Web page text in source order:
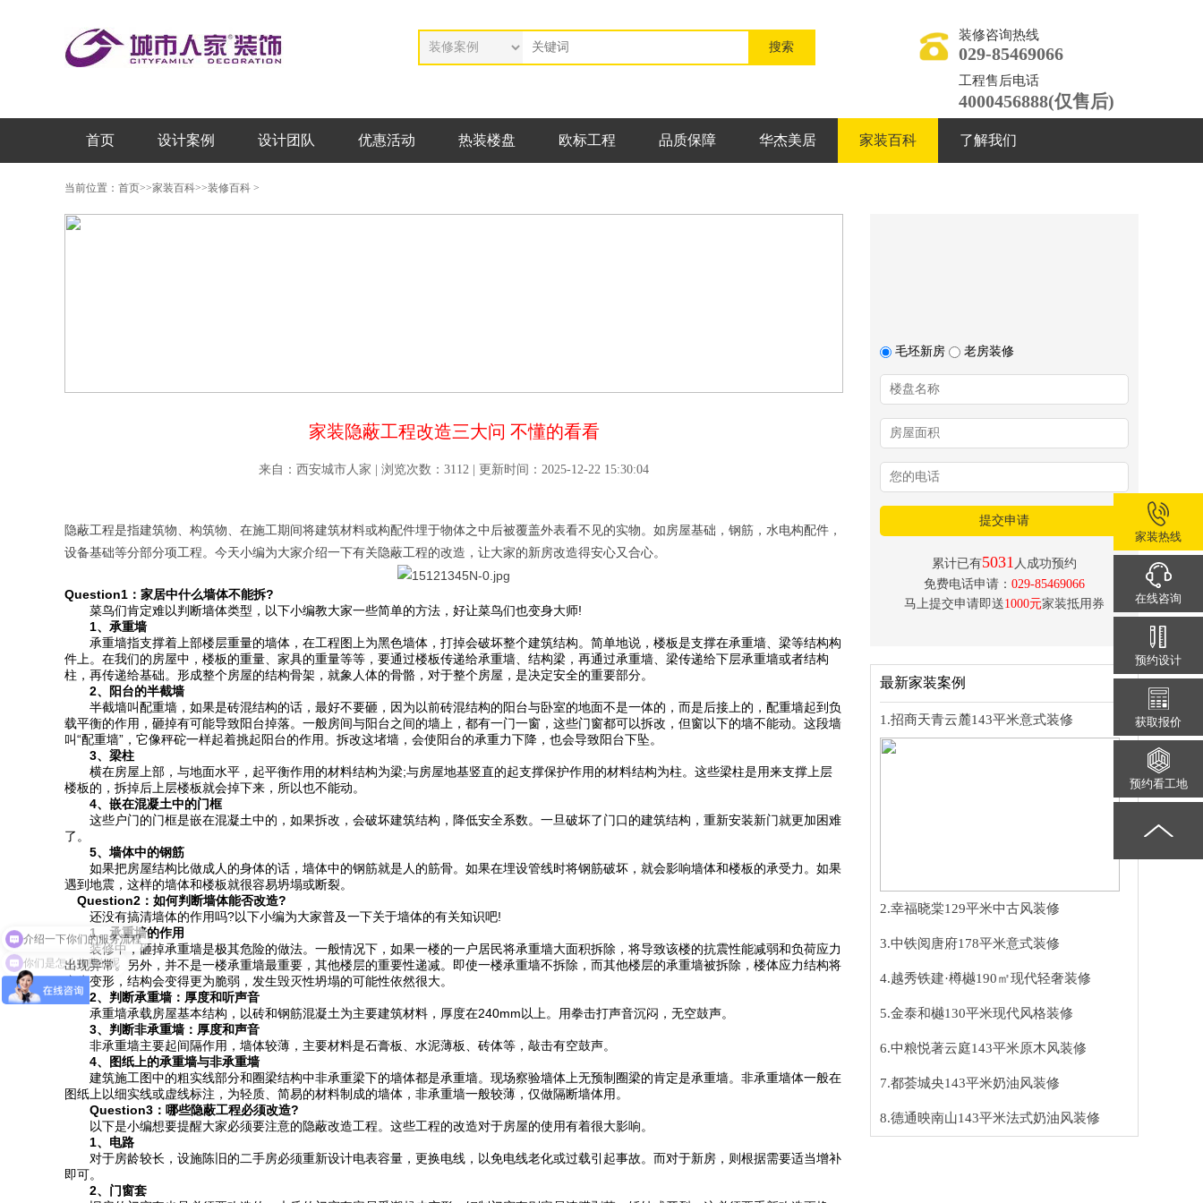
装修咨询热线
029-85469066
工程售后电话
4000456888(仅售后)
首页 设计案例 设计团队 优惠活动 热装楼盘 欧标工程 品质保障 华杰美居 家装百科 了解我们
当前位置： 首页>>家装百科>>装修百科 >
家装隐蔽工程改造三大问 不懂的看看
来自：西安城市人家 | 浏览次数：3112 | 更新时间：2025-12-22 15:30:04
隐蔽工程是指建筑物、构筑物、在施工期间将建筑材料或构配件埋于物体之中后被覆盖外表看不见的实物。如房屋基础，钢筋，水电构配件，
设备基础等分部分项工程。今天小编为大家介绍一下有关隐蔽工程的改造，让大家的新房改造得安心又合心。
Question1：家居中什么墙体不能拆?
菜鸟们肯定难以判断墙体类型，以下小编教大家一些简单的方法，好让菜鸟们也变身大师!
1、承重墙
承重墙指支撑着上部楼层重量的墙体，在工程图上为黑色墙体，打掉会破坏整个建筑结构。简单地说，楼板是支撑在承重墙、梁等结构构
件上。在我们的房屋中，楼板的重量、家具的重量等等，要通过楼板传递给承重墙、结构梁，再通过承重墙、梁传递给下层承重墙或者结构
柱，再传递给基础。形成整个房屋的结构骨架，就象人体的骨骼，对于整个房屋，是决定安全的重要部分。
2、阳台的半截墙
半截墙叫配重墙，如果是砖混结构的话，最好不要砸，因为以前砖混结构的阳台与卧室的地面不是一体的，而是后接上的，配重墙起到负
载平衡的作用，砸掉有可能导致阳台掉落。一般房间与阳台之间的墙上，都有一门一窗，这些门窗都可以拆改，但窗以下的墙不能动。这段墙
叫“配重墙”，它像秤砣一样起着挑起阳台的作用。拆改这堵墙，会使阳台的承重力下降，也会导致阳台下坠。
3、梁柱
横在房屋上部，与地面水平，起平衡作用的材料结构为梁;与房屋地基竖直的起支撑保护作用的材料结构为柱。这些梁柱是用来支撑上层
楼板的，拆掉后上层楼板就会掉下来，所以也不能动。
4、嵌在混凝土中的门框
这些户门的门框是嵌在混凝土中的，如果拆改，会破坏建筑结构，降低安全系数。一旦破坏了门口的建筑结构，重新安装新门就更加困难
了。
5、墙体中的钢筋
如果把房屋结构比做成人的身体的话，墙体中的钢筋就是人的筋骨。如果在埋设管线时将钢筋破坏，就会影响墙体和楼板的承受力。如果
遇到地震，这样的墙体和楼板就很容易坍塌或断裂。
Question2：如何判断墙体能否改造?
还没有搞清墙体的作用吗?以下小编为大家普及一下关于墙体的有关知识吧!
1、承重墙的作用
装修中，砸掉承重墙是极其危险的做法。一般情况下，如果一楼的一户居民将承重墙大面积拆除，将导致该楼的抗震性能减弱和负荷应力
出现异常。另外，并不是一楼承重墙最重要，其他楼层的重要性递减。即使一楼承重墙不拆除，而其他楼层的承重墙被拆除，楼体应力结构将
产生变形，结构会变得更为脆弱，发生毁灭性坍塌的可能性依然很大。
2、判断承重墙：厚度和听声音
承重墙承载房屋基本结构，以砖和钢筋混凝土为主要建筑材料，厚度在240mm以上。用拳击打声音沉闷，无空鼓声。
3、判断非承重墙：厚度和声音
非承重墙主要起间隔作用，墙体较薄，主要材料是石膏板、水泥薄板、砖体等，敲击有空鼓声。
4、图纸上的承重墙与非承重墙
建筑施工图中的粗实线部分和圈梁结构中非承重梁下的墙体都是承重墙。现场察验墙体上无预制圈梁的肯定是承重墙。非承重墙体一般在
图纸上以细实线或虚线标注，为轻质、简易的材料制成的墙体，非承重墙一般较薄，仅做隔断墙体用。
Question3：哪些隐蔽工程必须改造?
以下是小编想要提醒大家必须要注意的隐蔽改造工程。这些工程的改造对于房屋的使用有着很大影响。
1、电路
对于房龄较长，设施陈旧的二手房必须重新设计电表容量，更换电线，以免电线老化或过载引起事故。而对于新房，则根据需要适当增补
即可。
2、门窗套
毛坯新房 老房装修
提交申请
累计已有5031 人成功预约
免费电话申请： 029-85469066
马上提交申请即送1000元家装抵用券
最新家装案例
1.招商天青云麓143平米意式装修
2.幸福晓棠129平米中古风装修
3.中铁阅唐府178平米意式装修
4.越秀铁建·樽樾190㎡现代轻奢装修
5.金泰和樾130平米现代风格装修
6.中粮悦著云庭143平米原木风装修
7.都荟城央143平米奶油风装修
8.德通映南山143平米法式奶油风装修
家装热线
在线咨询
预约设计
获取报价
预约看工地
介绍一下你们的服务流程
你们是怎么收费的呢